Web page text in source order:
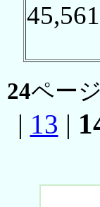
45,561
24ペー
| 13 |